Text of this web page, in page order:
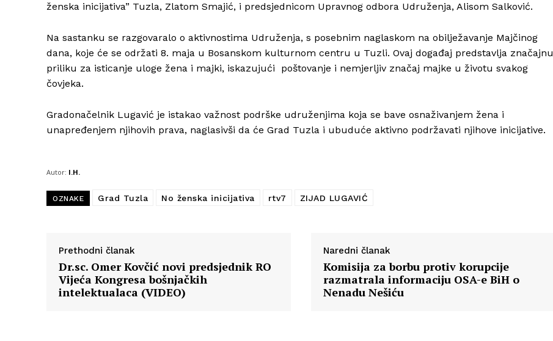
ženska inicijativa” Tuzla, Zlatom Smajić, i predsjednicom Upravnog odbora Udruženja, Alisom Salković.
Na sastanku se razgovaralo o aktivnostima Udruženja, s posebnim naglaskom na obilježavanje Majčinog
dana, koje će se održati 8. maja u Bosanskom kulturnom centru u Tuzli. Ovaj događaj predstavlja značajnu
priliku za isticanje uloge žena i majki, iskazujući poštovanje i nemjerljiv značaj majke u životu svakog
čovjeka.
Gradonačelnik Lugavić je istakao važnost podrške udruženjima koja se bave osnaživanjem žena i
unapređenjem njihovih prava, naglasivši da će Grad Tuzla i ubuduće aktivno podržavati njihove inicijative.
Autor: I.H.
OZNAKE Grad Tuzla No ženska inicijativa rtv7 ZIJAD LUGAVIĆ
Prethodni članak
Dr.sc. Omer Kovčić novi predsjednik RO
Vijeća Kongresa bošnjačkih
intelektualaca (VIDEO)
Naredni članak
Komisija za borbu protiv korupcije
razmatrala informaciju OSA-e BiH o
Nenadu Nešiću